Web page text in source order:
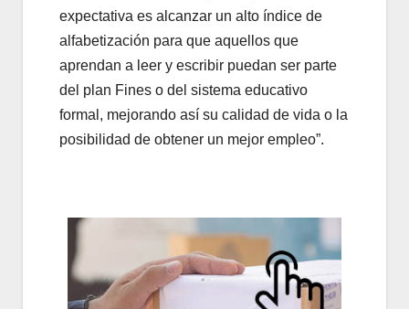
expectativa es alcanzar un alto índice de
alfabetización para que aquellos que
aprendan a leer y escribir puedan ser parte
del plan Fines o del sistema educativo
formal, mejorando así su calidad de vida o la
posibilidad de obtener un mejor empleo”.